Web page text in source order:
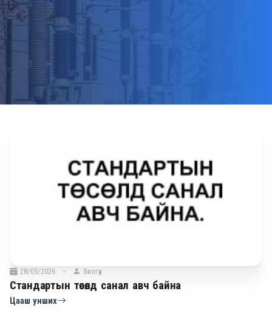
28/05/2026 Билгүүн
Стандартын төсөлд санал авч байна
Цааш унших